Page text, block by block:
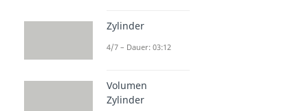
Zylinder
4/7 – Dauer: 03:12
Volumen
Zylinder